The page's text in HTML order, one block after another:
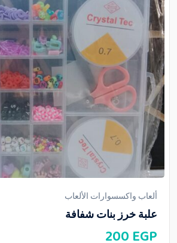
ألعاب واكسسوارات الألعاب
علبة خرز بنات شفافة
200 EGP